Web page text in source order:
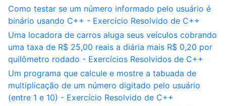
Como testar se um número informado pelo usuário é
binário usando C++ - Exercício Resolvido de C++
Uma locadora de carros aluga seus veículos cobrando
uma taxa de R$ 25,00 reais a diária mais R$ 0,20 por
quilômetro rodado - Exercícios Resolvidos de C++
Um programa que calcule e mostre a tabuada de
multiplicação de um número digitado pelo usuário
(entre 1 e 10) - Exercício Resolvido de C++